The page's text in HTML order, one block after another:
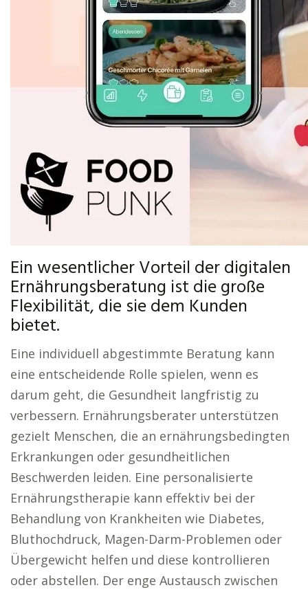
Ein wesentlicher Vorteil der digitalen
Ernährungsberatung ist die große
Flexibilität, die sie dem Kunden
bietet.
Eine individuell abgestimmte Beratung kann
eine entscheidende Rolle spielen, wenn es
darum geht, die Gesundheit langfristig zu
verbessern. Ernährungsberater unterstützen
gezielt Menschen, die an ernährungsbedingten
Erkrankungen oder gesundheitlichen
Beschwerden leiden. Eine personalisierte
Ernährungstherapie kann effektiv bei der
Behandlung von Krankheiten wie Diabetes,
Bluthochdruck, Magen-Darm-Problemen oder
Übergewicht helfen und diese kontrollieren
oder abstellen. Der enge Austausch zwischen